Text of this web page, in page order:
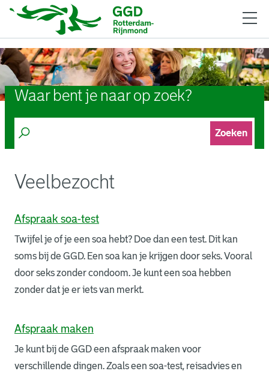
Waar bent je naar op zoek?
Zoeken
Veelbezocht
Afspraak soa-test
Twijfel je of je een soa hebt? Doe dan een test. Dit kan
soms bij de GGD. Een soa kan je krijgen door seks. Vooral
door seks zonder condoom. Je kunt een soa hebben
zonder dat je er iets van merkt.
Afspraak maken
Je kunt bij de GGD een afspraak maken voor
verschillende dingen. Zoals een soa-test, reisadvies en